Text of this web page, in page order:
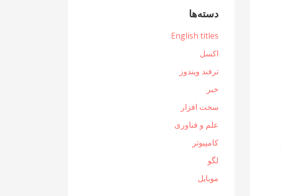
دسته‌ها
English titles
اکسل
ترفند ویندوز
خبر
سخت افزار
علم و فناوری
کامپیوتر
لگو
موبایل